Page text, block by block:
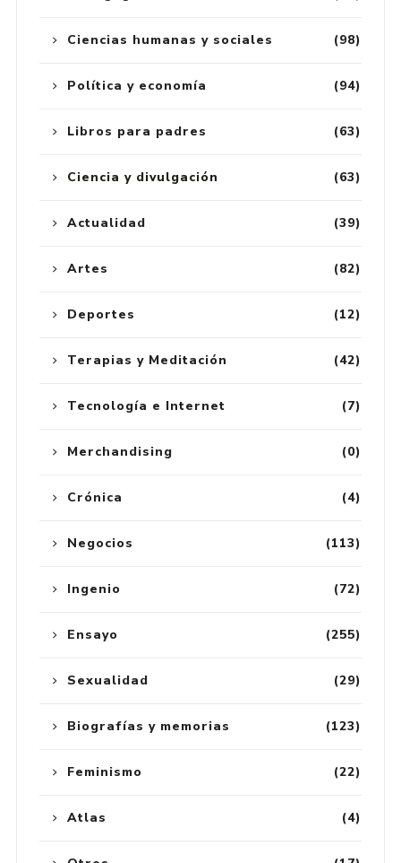
(98)
Ciencias humanas y sociales
(94)
Política y economía
(63)
Libros para padres
(63)
Ciencia y divulgación
(39)
Actualidad
(82)
Artes
(12)
Deportes
(42)
Terapias y Meditación
(7)
Tecnología e Internet
(0)
Merchandising
(4)
Crónica
(113)
Negocios
(72)
Ingenio
(255)
Ensayo
(29)
Sexualidad
(123)
Biografías y memorias
(22)
Feminismo
(4)
Atlas